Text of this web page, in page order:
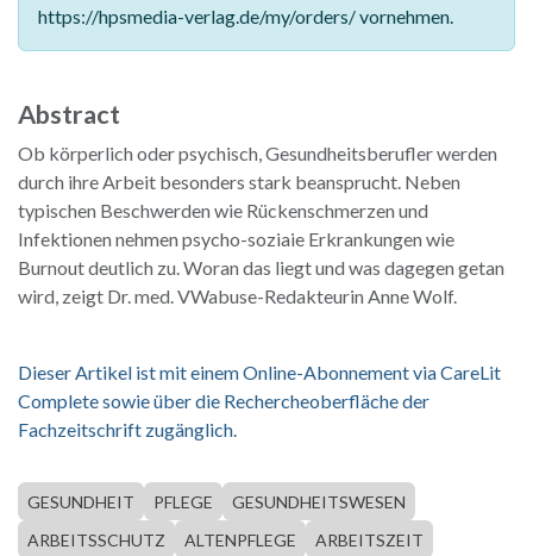
https://hpsmedia-verlag.de/my/orders/ vornehmen.
Abstract
Ob körperlich oder psychisch, Gesundheitsberufler werden
durch ihre Arbeit besonders stark beansprucht. Neben
typischen Beschwerden wie Rückenschmerzen und
Infektionen nehmen psycho-soziaie Erkrankungen wie
Burnout deutlich zu. Woran das liegt und was dagegen getan
wird, zeigt Dr. med. VWabuse-Redakteurin Anne Wolf.
Dieser Artikel ist mit einem Online-Abonnement via CareLit
Complete sowie über die Rechercheoberfläche der
Fachzeitschrift zugänglich.
GESUNDHEIT PFLEGE
GESUNDHEITSWESEN
ARBEITSSCHUTZ
ALTENPFLEGE
ARBEITSZEIT